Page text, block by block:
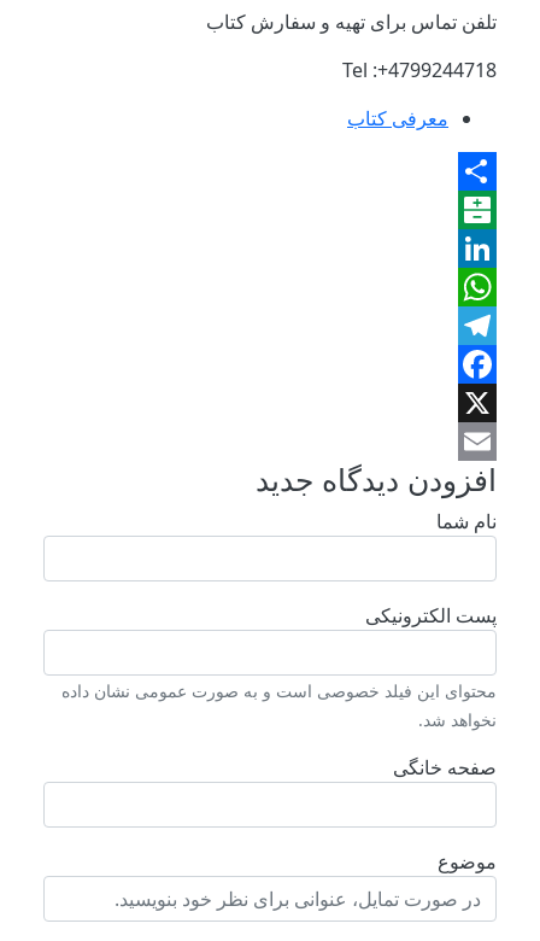
تلفن تماس برای تهیه و سفارش کتاب
Tel :+4799244718
معرفی کتاب
Share
Balatarin
LinkedIn
WhatsApp
Telegram
Facebook
Email
افزودن دیدگاه جدید
نام شما
پست الکترونیکی
محتوای این فیلد خصوصی است و به صورت عمومی نشان داده
نخواهد شد.
صفحه خانگی
موضوع